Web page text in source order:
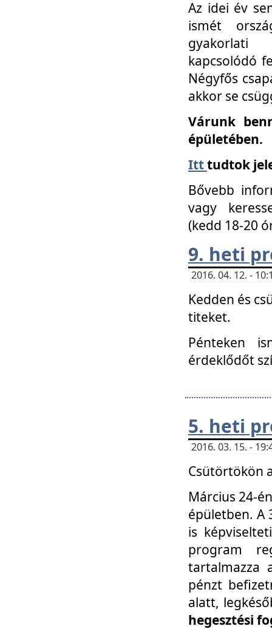
Az idei év
ismét
gyakorlati
kapcsolódó
Négyfős
akkor se
Várunk
épületében.
Itttudtok
Bővebb
vagy
(kedd 18-20
9. heti
2016. 04. 12. -
Kedden és
titeket.
Pénteken
érdeklődőt
5. heti
2016. 03. 15. -
Csütörtökön
Március 24-
épületben. A
is
program
tartalmazza
pénzt
alatt,
hegesztési